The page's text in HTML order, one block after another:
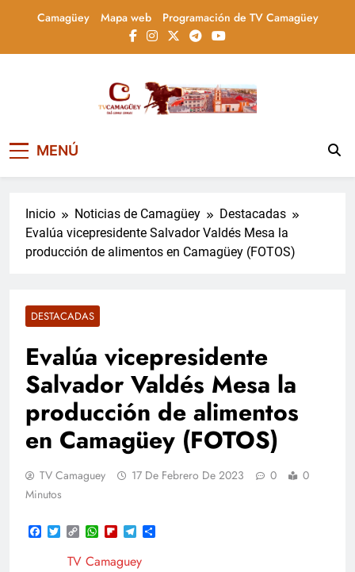
Camagüey Mapa web Programación de TV Camagüey
Televisión Camagüey,
Cuba
informa, educa y entretiene con contenidos
la actualidad nacional
MENÚ
Inicio Noticias de Camagüey
Destacadas
Evalúa vicepresidente Salvador Valdés Mesa la
producción de alimentos en Camagüey (FOTOS)
DESTACADAS
Evalúa vicepresidente
Salvador Valdés Mesa la
producción de alimentos
en Camagüey (FOTOS)
TV Camaguey 17 De Febrero De 2023 0
0
Minutos
Facebook
TwitterCopy
Link
WhatsApp
FlipboardTelegram
TV Camaguey